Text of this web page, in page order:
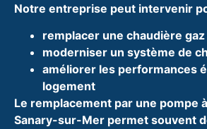
Notre entreprise peut intervenir
remplacer une chaudière
moderniser un système de
améliorer les performances
logement
Le remplacement par une pompe
Sanary-sur-Mer permet souvent